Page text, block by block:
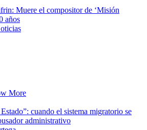
Muere el compositor de ‘Misión
años
More
cuando el sistema migratorio se
administrativo